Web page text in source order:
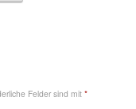
Felder sind mit *